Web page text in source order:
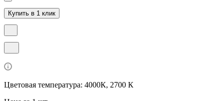
Купить в 1 клик
Цветовая температура: 4000К, 2700 К